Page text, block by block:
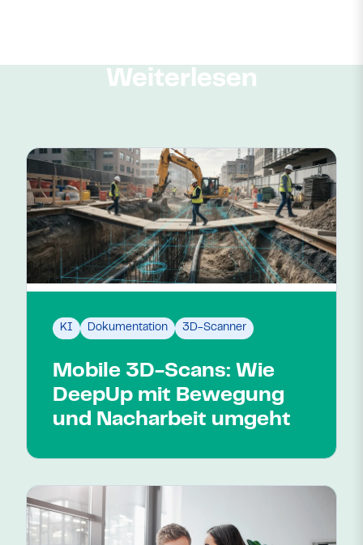
Weiterlesen
KI Dokumentation 3D-Scanner
Mobile 3D-Scans: Wie
DeepUp mit Bewegung
und Nacharbeit umgeht